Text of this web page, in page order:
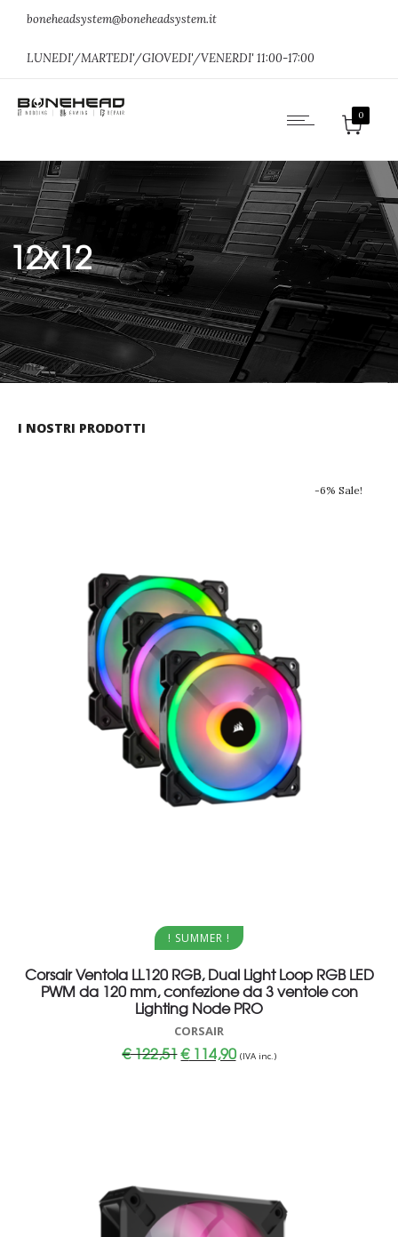
boneheadsystem@boneheadsystem.it
LUNEDI'/MARTEDI'/GIOVEDI'/VENERDI' 11:00-17:00
0
12x12
Home»VENTOLE»12x12
I NOSTRI PRODOTTI
-6% Sale!
Aggiungi al carrello
! SUMMER !
Corsair Ventola LL120 RGB, Dual Light Loop RGB LED
PWM da 120 mm, confezione da 3 ventole con
Lighting Node PRO
CORSAIR
€122,51Il
prezzo
€114,90Il
prezzo
(IVA inc.)